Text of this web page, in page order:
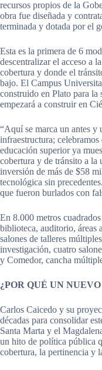
recursos propios de la
obra fue diseñada y
terminada y dotada por el
Esta es la primera de 6
descentralizar el acceso a
cobertura y donde el
bajo. El Campus
construido en Plato para
empezará a construir en
“Aquí se marca un antes y
infraestructura;
educación superior ya
cobertura y de tránsito a la
inversión de más de $58
tecnológica sin
que fueron burlados con
En 8.000 metros
biblioteca, auditorio, áreas
salones de talleres
investigación, cuatro
y Comedor, cancha
¿POR QUÉ UN
Carlos Caicedo y su
décadas para consolidar
Santa Marta y el
un hito de política pública
cobertura, la pertinencia y